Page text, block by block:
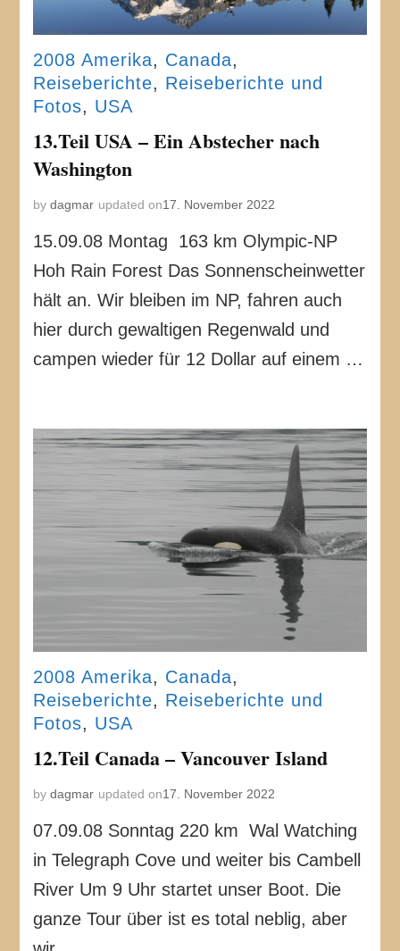
2008 Amerika, Canada,
Reiseberichte, Reiseberichte und
Fotos, USA
13.Teil USA – Ein Abstecher nach
Washington
bydagmar updated on17. November 2022
15.09.08 Montag 163 km Olympic-NP
Hoh Rain Forest Das Sonnenscheinwetter
hält an. Wir bleiben im NP, fahren auch
hier durch gewaltigen Regenwald und
campen wieder für 12 Dollar auf einem …
2008 Amerika, Canada,
Reiseberichte, Reiseberichte und
Fotos, USA
12.Teil Canada – Vancouver Island
bydagmar updated on17. November 2022
07.09.08 Sonntag 220 km Wal Watching
in Telegraph Cove und weiter bis Cambell
River Um 9 Uhr startet unser Boot. Die
ganze Tour über ist es total neblig, aber